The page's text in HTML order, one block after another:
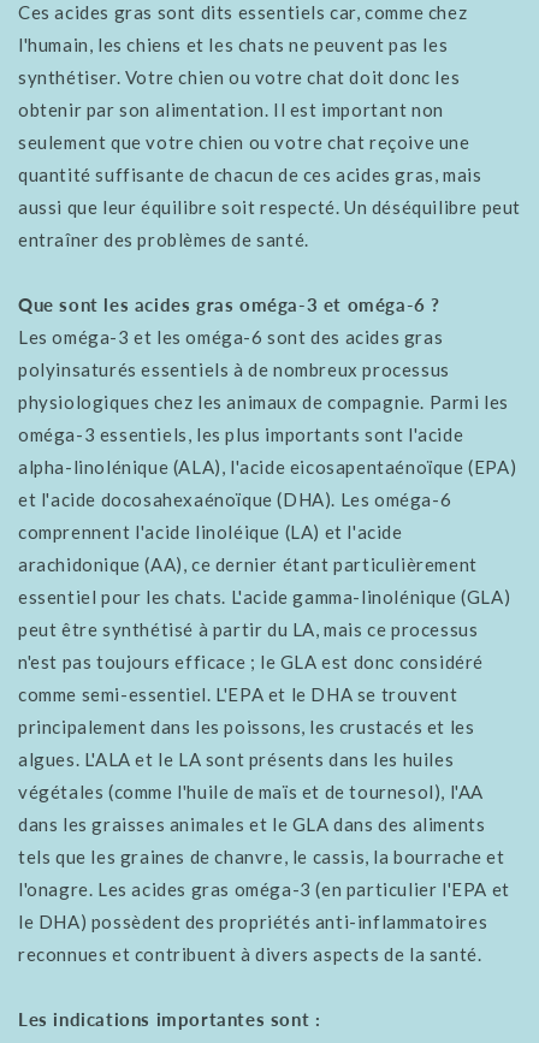
Ces acides gras sont dits essentiels car, comme chez
l'humain, les chiens et les chats ne peuvent pas les
synthétiser. Votre chien ou votre chat doit donc les
obtenir par son alimentation. Il est important non
seulement que votre chien ou votre chat reçoive une
quantité suffisante de chacun de ces acides gras, mais
aussi que leur équilibre soit respecté. Un déséquilibre peut
entraîner des problèmes de santé.
Que sont les acides gras oméga-3 et oméga-6 ?
Les oméga-3 et les oméga-6 sont des acides gras
polyinsaturés essentiels à de nombreux processus
physiologiques chez les animaux de compagnie. Parmi les
oméga-3 essentiels, les plus importants sont l'acide
alpha-linolénique (ALA), l'acide eicosapentaénoïque (EPA)
et l'acide docosahexaénoïque (DHA). Les oméga-6
comprennent l'acide linoléique (LA) et l'acide
arachidonique (AA), ce dernier étant particulièrement
essentiel pour les chats. L'acide gamma-linolénique (GLA)
peut être synthétisé à partir du LA, mais ce processus
n'est pas toujours efficace ; le GLA est donc considéré
comme semi-essentiel. L'EPA et le DHA se trouvent
principalement dans les poissons, les crustacés et les
algues. L'ALA et le LA sont présents dans les huiles
végétales (comme l'huile de maïs et de tournesol), l'AA
dans les graisses animales et le GLA dans des aliments
tels que les graines de chanvre, le cassis, la bourrache et
l'onagre. Les acides gras oméga-3 (en particulier l'EPA et
le DHA) possèdent des propriétés anti-inflammatoires
reconnues et contribuent à divers aspects de la santé.
Les indications importantes sont :